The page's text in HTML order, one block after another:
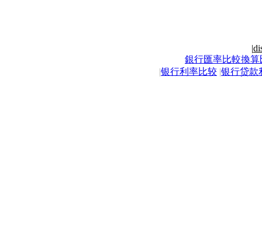
|
銀行匯率比較換算
|银行利率比较 |银行贷款